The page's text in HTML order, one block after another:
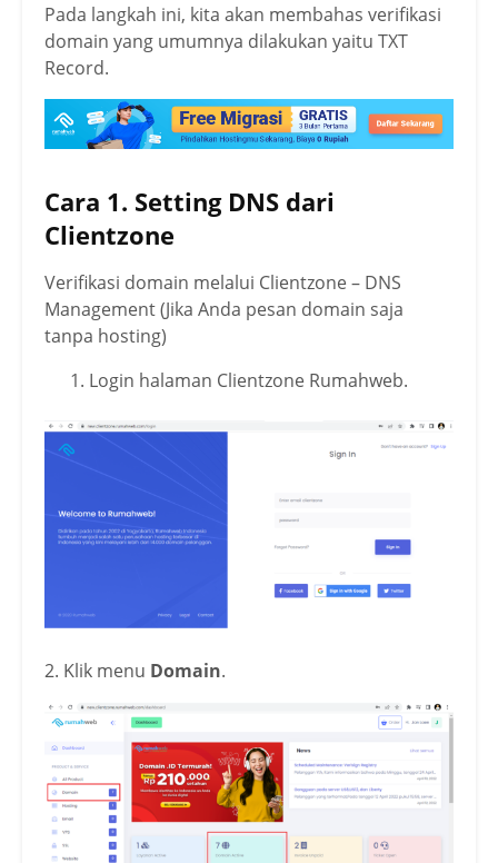
Pada langkah ini, kita akan membahas verifikasi
domain yang umumnya dilakukan yaitu TXT
Record.
Cara 1. Setting DNS dari
Clientzone
Verifikasi domain melalui Clientzone – DNS
Management (Jika Anda pesan domain saja
tanpa hosting)
Login halaman Clientzone Rumahweb.
2. Klik menu Domain.